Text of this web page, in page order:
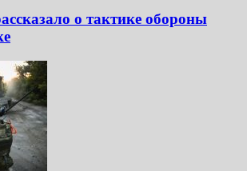
о тактике обороны